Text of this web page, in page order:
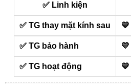
✅ Linh kiện
✅ TG thay mặt kính sau
✅ TG bảo hành
✅ TG hoạt động